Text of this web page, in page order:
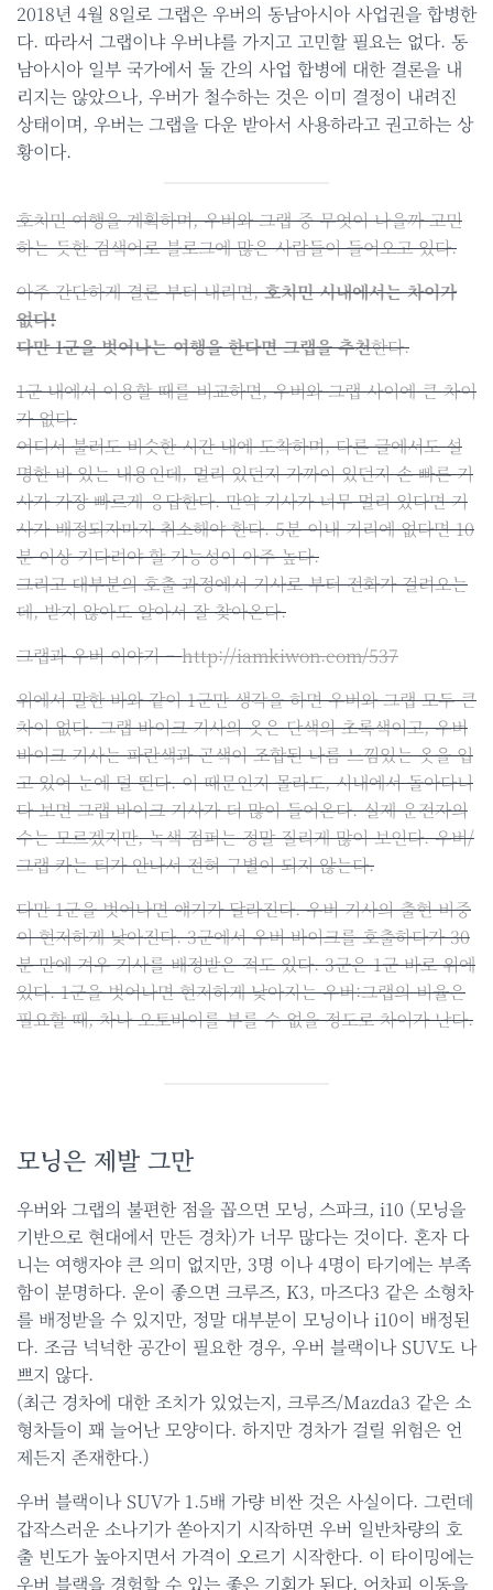
2018년 4월 8일로 그랩은 우버의 동남아시아 사업권을 합병한
다. 따라서 그랩이냐 우버냐를 가지고 고민할 필요는 없다. 동
남아시아 일부 국가에서 둘 간의 사업 합병에 대한 결론을 내
리지는 않았으나, 우버가 철수하는 것은 이미 결정이 내려진
상태이며, 우버는 그랩을 다운 받아서 사용하라고 권고하는 상
황이다.
호치민 여행을 계획하며, 우버와 그랩 중 무엇이 나을까 고민
하는 듯한 검색어로 블로그에 많은 사람들이 들어오고 있다.
아주 간단하게 결론 부터 내리면,호치민 시내에서는 차이가
없다!
다만 1군을 벗어나는 여행을 한다면 그랩을 추천한다.
1군 내에서 이용할 때를 비교하면, 우버와 그랩 사이에 큰 차이
가 없다.
어디서 불러도 비슷한 시간 내에 도착하며, 다른 글에서도 설
명한 바 있는 내용인데, 멀리 있던지 가까이 있던지 손 빠른 기
사가 가장 빠르게 응답한다. 만약 기사가 너무 멀리 있다면 기
사가 배정되자마자 취소해야 한다. 5분 이내 거리에 없다면 10
분 이상 기다려야 할 가능성이 아주 높다.
그리고 대부분의 호출 과정에서 기사로 부터 전화가 걸려오는
데, 받지 않아도 알아서 잘 찾아온다.
그랩과 우버 이야기 –http://iamkiwon.com/537
위에서 말한 바와 같이 1군만 생각을 하면 우버와 그랩 모두 큰
차이 없다. 그랩 바이크 기사의 옷은 단색의 초록색이고, 우버
바이크 기사는 파란색과 곤색이 조합된 나름 느낌있는 옷을 입
고 있어 눈에 덜 띈다. 이 때문인지 몰라도, 시내에서 돌아다니
다 보면 그랩 바이크 기사가 더 많이 들어온다. 실제 운전자의
수는 모르겠지만, 녹색 점퍼는 정말 질리게 많이 보인다. 우버/
그랩 카는 티가 안나서 전혀 구별이 되지 않는다.
다만 1군을 벗어나면 얘기가 달라진다. 우버 기사의 출현 비중
이 현저하게 낮아진다. 3군에서 우버 바이크를 호출하다가 30
분 만에 겨우 기사를 배정받은 적도 있다. 3군은 1군 바로 위에
있다. 1군을 벗어나면 현저하게 낮아지는 우버:그랩의 비율은
필요할 때, 차나 오토바이를 부를 수 없을 정도로 차이가 난다.
모닝은 제발 그만
우버와 그랩의 불편한 점을 꼽으면 모닝, 스파크, i10 (모닝을
기반으로 현대에서 만든 경차)가 너무 많다는 것이다. 혼자 다
니는 여행자야 큰 의미 없지만, 3명 이나 4명이 타기에는 부족
함이 분명하다. 운이 좋으면 크루즈, K3, 마즈다3 같은 소형차
를 배정받을 수 있지만, 정말 대부분이 모닝이나 i10이 배정된
다. 조금 넉넉한 공간이 필요한 경우, 우버 블랙이나 SUV도 나
쁘지 않다.
(최근 경차에 대한 조치가 있었는지, 크루즈/Mazda3 같은 소
형차들이 꽤 늘어난 모양이다. 하지만 경차가 걸릴 위험은 언
제든지 존재한다.)
우버 블랙이나 SUV가 1.5배 가량 비싼 것은 사실이다. 그런데
갑작스러운 소나기가 쏟아지기 시작하면 우버 일반차량의 호
출 빈도가 높아지면서 가격이 오르기 시작한다. 이 타이밍에는
우버 블랙을 경험할 수 있는 좋은 기회가 된다. 어차피 이동을